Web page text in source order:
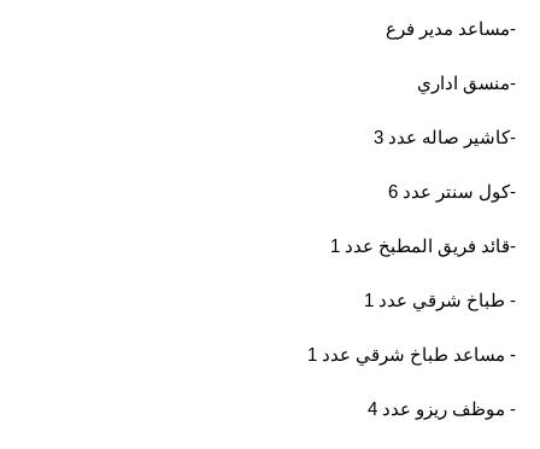
-مساعد مدير فرع
-منسق اداري
-كاشير صاله عدد 3
-كول سنتر عدد 6
-قائد فريق المطبخ عدد 1
- طباخ شرقي عدد 1
- مساعد طباخ شرقي عدد 1
- موظف ريزو عدد 4